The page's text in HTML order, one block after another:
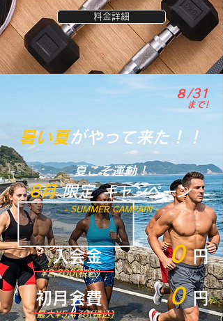
料金詳細
８/31
まで!
暑い夏がやって来た！！
夏こそ運動！
8月​限定 キャンペーン
- SUMMER CAMPAIN -
入会金 0 円
¥2,200(税込)
初月会費 0 円
最大¥5,478(税込)